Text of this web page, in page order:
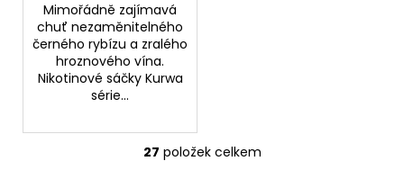
Mimořádně zajímavá
chuť nezaměnitelného
černého rybízu a zralého
hroznového vína.
Nikotinové sáčky Kurwa
série...
O
27 položek celkem